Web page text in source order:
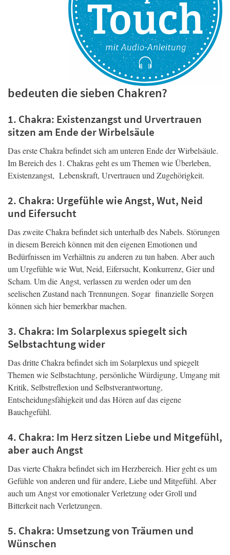
bedeuten die sieben Chakren?
1. Chakra: Existenzangst und Urvertrauen
sitzen am Ende der Wirbelsäule
Das erste Chakra befindet sich am unteren Ende der Wirbelsäule.
Im Bereich des 1. Chakras geht es um Themen wie Überleben,
Existenzangst, Lebenskraft, Urvertrauen und Zugehörigkeit.
2. Chakra: Urgefühle wie Angst, Wut, Neid
und Eifersucht
Das zweite Chakra befindet sich unterhalb des Nabels. Störungen
in diesem Bereich können mit den eigenen Emotionen und
Bedürfnissen im Verhältnis zu anderen zu tun haben. Aber auch
um Urgefühle wie Wut, Neid, Eifersucht, Konkurrenz, Gier und
Scham. Um die Angst, verlassen zu werden oder um den
seelischen Zustand nach Trennungen. Sogar finanzielle Sorgen
können sich hier bemerkbar machen.
3. Chakra: Im Solarplexus spiegelt sich
Selbstachtung wider
Das dritte Chakra befindet sich im Solarplexus und spiegelt
Themen wie Selbstachtung, persönliche Würdigung, Umgang mit
Kritik, Selbstreflexion und Selbstverantwortung,
Entscheidungsfähigkeit und das Hören auf das eigene
Bauchgefühl.
4. Chakra: Im Herz sitzen Liebe und Mitgefühl,
aber auch Angst
Das vierte Chakra befindet sich im Herzbereich. Hier geht es um
Gefühle von anderen und für andere, Liebe und Mitgefühl. Aber
auch um Angst vor emotionaler Verletzung oder Groll und
Bitterkeit nach Verletzungen.
5. Chakra: Umsetzung von Träumen und
Wünschen